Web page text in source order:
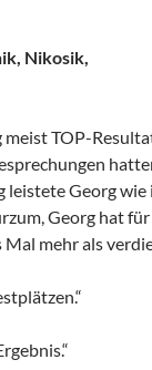
Nikosik,
meist TOP-
leistete Georg wie
Georg hat
Mal mehr als